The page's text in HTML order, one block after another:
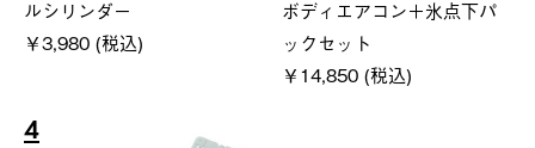
ルシリンダー
￥3,980 (税込)
ボディエアコン＋氷点下パ
ックセット
￥14,850 (税込)
4